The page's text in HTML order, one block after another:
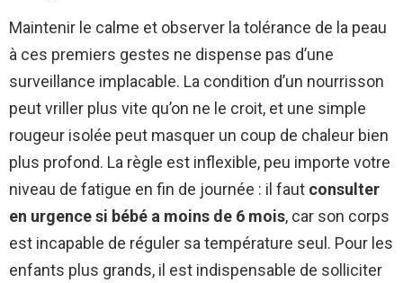
Maintenir le calme et observer la tolérance de la peau
à ces premiers gestes ne dispense pas d’une
surveillance implacable. La condition d’un nourrisson
peut vriller plus vite qu’on ne le croit, et une simple
rougeur isolée peut masquer un coup de chaleur bien
plus profond. La règle est inflexible, peu importe votre
niveau de fatigue en fin de journée : il faut consulter
en urgence si bébé a moins de 6 mois, car son corps
est incapable de réguler sa température seul. Pour les
enfants plus grands, il est indispensable de solliciter